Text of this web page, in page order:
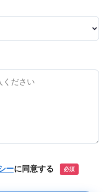
ーに同意する 必須